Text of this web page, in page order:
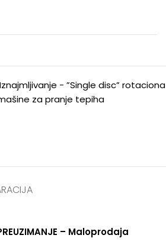
Iznajmljivanje - ”Single disc” rotaciona
za pranje tepiha
– Maloprodaja